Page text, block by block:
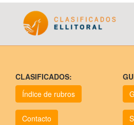
CLASIFICADOS:
Índice de rubros
Contacto